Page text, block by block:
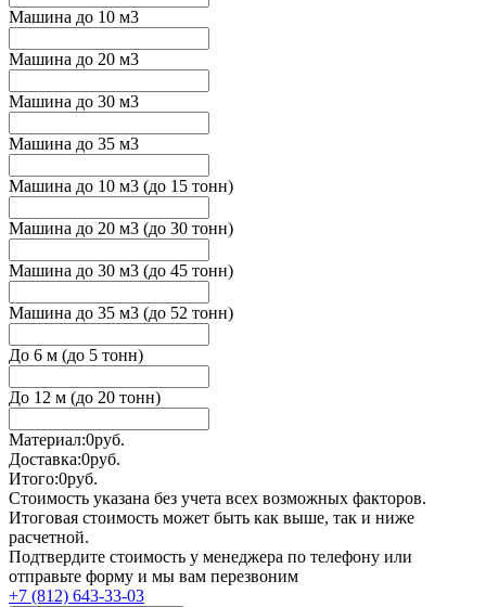
Машина до 10 м3
Машина до 20 м3
Машина до 30 м3
Машина до 35 м3
Машина до 10 м3 (до 15 тонн)
Машина до 20 м3 (до 30 тонн)
Машина до 30 м3 (до 45 тонн)
Машина до 35 м3 (до 52 тонн)
До 6 м (до 5 тонн)
До 12 м (до 20 тонн)
Материал:0руб.
Доставка:0руб.
Итого:0руб.
Стоимость указана без учета всех возможных факторов.
Итоговая стоимость может быть как выше, так и ниже
расчетной.
Подтвердите стоимость у менеджера по телефону или
отправьте форму и мы вам перезвоним
+7 (812) 643-33-03